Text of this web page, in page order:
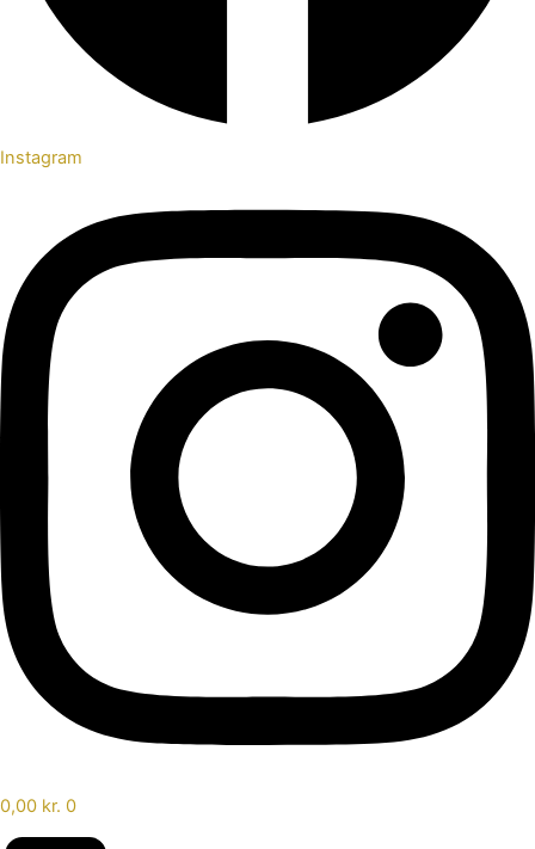
Instagram
0,00 kr. 0